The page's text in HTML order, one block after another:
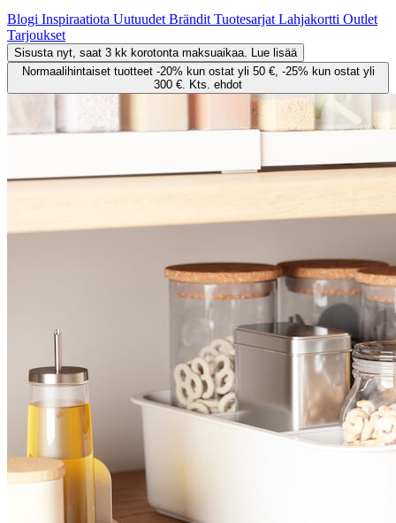
Blogi Inspiraatiota Uutuudet Brändit Tuotesarjat Lahjakortti Outlet
Tarjoukset
Sisusta nyt, saat 3 kk korotonta maksuaikaa. Lue lisää
Normaalihintaiset tuotteet -20% kun ostat yli 50 €, -25% kun ostat yli
300 €. Kts. ehdot